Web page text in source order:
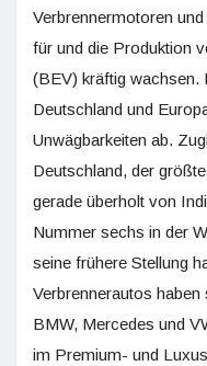
Verbrennermotoren
für und die Produktion
(BEV) kräftig wachsen.
Deutschland und
Unwägbarkeiten ab.
Deutschland, der
gerade überholt von
Nummer sechs in der
seine frühere Stellung
Verbrennerautos
BMW, Mercedes und
im Premium- und